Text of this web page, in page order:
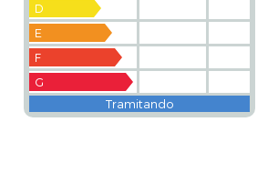
D
E
F
G
Tramitando